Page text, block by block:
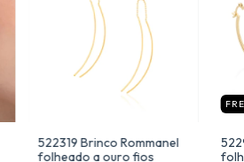
522319 Brinco Rommanel
folheado a ouro fios